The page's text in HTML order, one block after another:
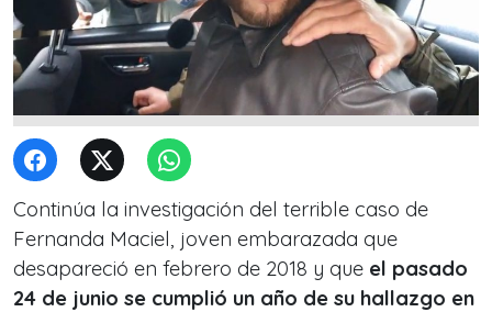
Continúa la investigación del terrible caso de
Fernanda Maciel, joven embarazada que
desapareció en febrero de 2018 y que el pasado
24 de junio se cumplió un año de su hallazgo en